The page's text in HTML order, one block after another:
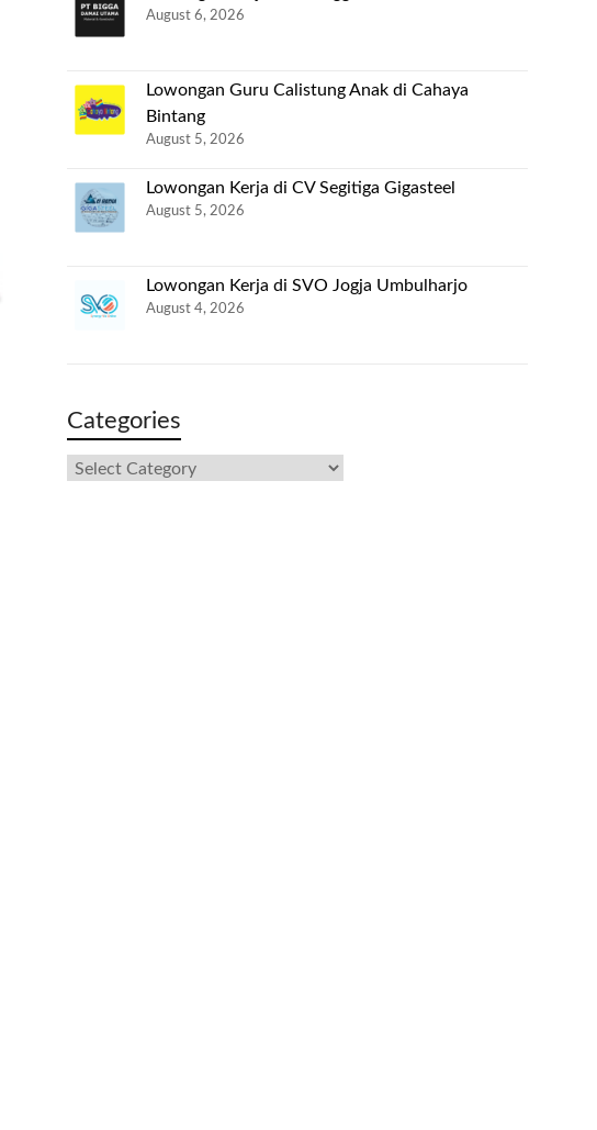
August 6, 2026
Lowongan Guru Calistung Anak di Cahaya
Bintang
August 5, 2026
Lowongan Kerja di CV Segitiga Gigasteel
August 5, 2026
Lowongan Kerja di SVO Jogja Umbulharjo
August 4, 2026
Categories